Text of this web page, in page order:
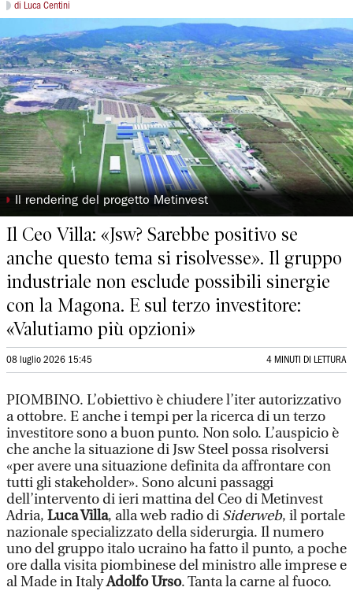
di Luca Centini
◗ Il rendering del progetto Metinvest
Il Ceo Villa: «Jsw? Sarebbe positivo se
anche questo tema si risolvesse». Il gruppo
industriale non esclude possibili sinergie
con la Magona. E sul terzo investitore:
«Valutiamo più opzioni»
08 luglio 2026 15:45 4 MINUTI DI LETTURA
PIOMBINO. L’obiettivo è chiudere l’iter autorizzativo
a ottobre. E anche i tempi per la ricerca di un terzo
investitore sono a buon punto. Non solo. L’auspicio è
che anche la situazione di Jsw Steel possa risolversi
«per avere una situazione definita da affrontare con
tutti gli stakeholder». Sono alcuni passaggi
dell’intervento di ieri mattina del Ceo di Metinvest
Adria, Luca Villa, alla web radio di Siderweb, il portale
nazionale specializzato della siderurgia. Il numero
uno del gruppo italo ucraino ha fatto il punto, a poche
ore dalla visita piombinese del ministro alle imprese e
al Made in ItalyAdolfo Urso. Tanta la carne al fuoco.